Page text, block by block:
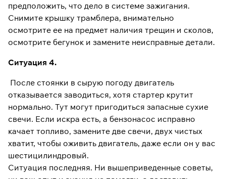
предположить, что дело в системе зажигания.
Снимите крышку трамблера, внимательно
осмотрите ее на предмет наличия трещин и сколов,
осмотрите бегунок и замените неисправные детали.
Ситуация 4.
После стоянки в сырую погоду двигатель
отказывается заводиться, хотя стартер крутит
нормально. Тут могут пригодиться запасные сухие
свечи. Если искра есть, а бензонасос исправно
качает топливо, замените две свечи, двух чистых
хватит, чтобы оживить двигатель, даже если он у вас
шестицилиндровый.
Ситуация последняя. Ни вышеприведенные советы,